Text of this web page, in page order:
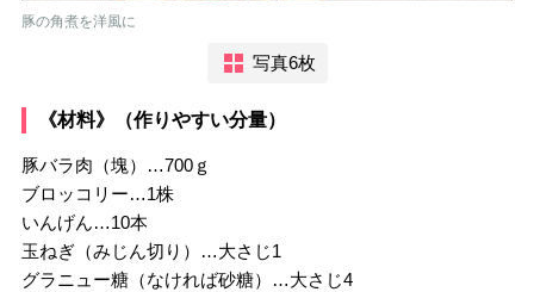
豚の角煮を洋風に
写真6枚
《材料》（作りやすい分量）
豚バラ肉（塊）…700ｇ
ブロッコリー…1株
いんげん…10本
玉ねぎ（みじん切り）…大さじ1
グラニュー糖（なければ砂糖）…大さじ4